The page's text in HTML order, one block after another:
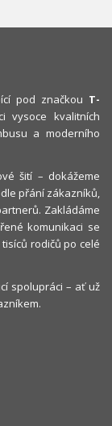
pod značkou T-
vysoce kvalitních
a moderního
šití – dokážeme
přání zákazníků,
Zakládáme
komunikaci se
rodičů po celé
spolupráci – ať už